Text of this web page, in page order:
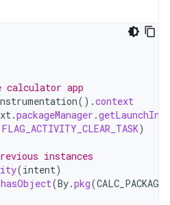
calculator app
().context
.packageManager .
FLAG_ACTIVITY_CLEAR_TASK)
instances
(intent)
hasObject(By.pkg(CALC_PACKAGE